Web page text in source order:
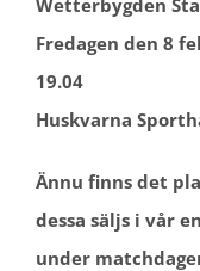
Wetterbygden
Fredagen den 8
19.04
Huskvarna
Ännu finns det
dessa säljs i vår
under